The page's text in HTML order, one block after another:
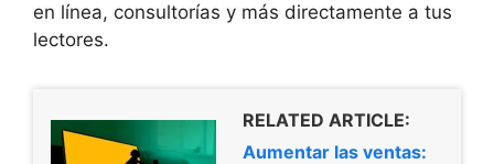
en línea, consultorías y más directamente a tus
lectores.
RELATED ARTICLE:
Aumentar las ventas: